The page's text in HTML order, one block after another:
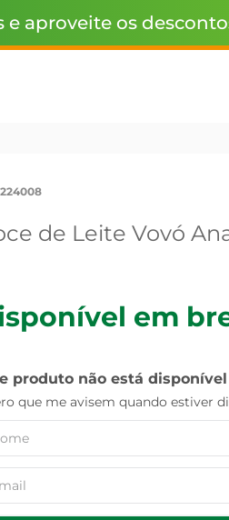
e aproveite os
de Leite Vovó
em
produto não está
que me avisem quando estiver